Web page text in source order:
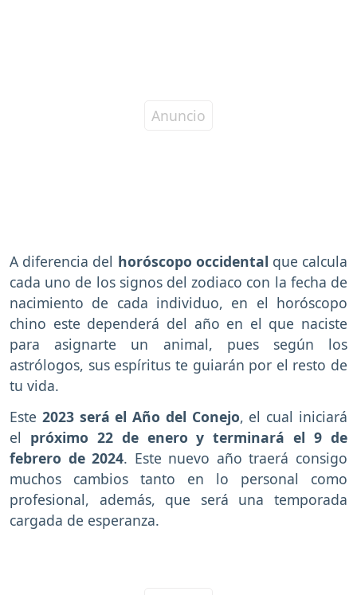
A diferencia del horóscopo occidental que calcula
cada uno de los signos del zodiaco con la fecha de
nacimiento de cada individuo, en el horóscopo
chino este dependerá del año en el que naciste
para asignarte un animal, pues según los
astrólogos, sus espíritus te guiarán por el resto de
tu vida.
Este 2023 será el Año del Conejo, el cual iniciará
el próximo 22 de enero y terminará el 9 de
febrero de 2024. Este nuevo año traerá consigo
muchos cambios tanto en lo personal como
profesional, además, que será una temporada
cargada de esperanza.